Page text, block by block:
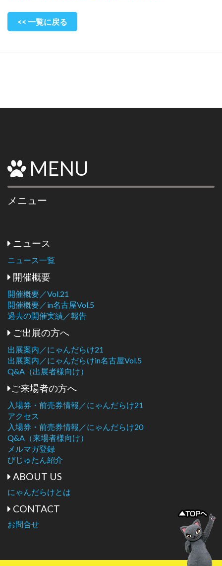
<< 一覧に戻る
MENU
メニュー
ニュース
ニュース一覧
開催概要
開催概要／Vol.21
開催概要／in名古屋Vol.5
過去の開催実績／報告
ご出展の方へ
出展案内／にゃんだらけ21
出展案内／にゃんだらけin名古屋Vol.5
Q&A（出展者様向け）
ご来場者の方へ
入場券・前売券情報／にゃんだらけ21
アクセス
入場券・前売券情報／にゃんだらけ20
Q&A（来場者様向け）
メルマガ登録
びじゅたん紹介
ABOUT US
にゃんだらけとは
CONTACT
お問合せ